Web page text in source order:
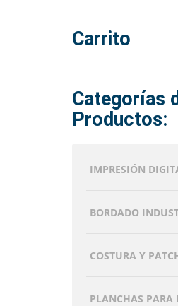
Carrito
Categorías
Productos:
IMPRESIÓN
BORDADO
COSTURA Y
PLANCHAS PARA